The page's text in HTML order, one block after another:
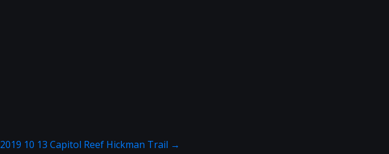
2019 10 13 Capitol Reef Hickman Trail →